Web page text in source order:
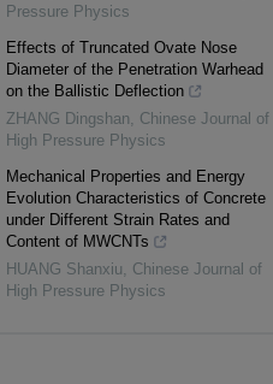
Pressure Physics
Effects of Truncated Ovate Nose
Diameter of the Penetration Warhead
on the Ballistic Deflection
ZHANG Dingshan
Chinese Journal of
High Pressure Physics
Mechanical Properties and Energy
Evolution Characteristics of Concrete
under Different Strain Rates and
Content of MWCNTs
HUANG Shanxiu
Chinese Journal of
High Pressure Physics